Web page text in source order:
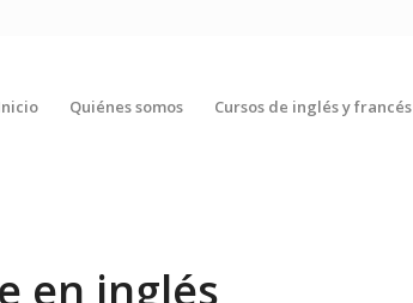
Quiénes somos Cursos de inglés y francés
en inglés